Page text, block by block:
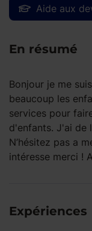
Aide aux
En résumé
Bonjour je me
beaucoup les
services pour
d'enfants. J'ai de
N’hésitez pas a
intéresse merci !
Expériences